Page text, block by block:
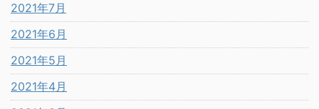
2021年7月
2021年6月
2021年5月
2021年4月